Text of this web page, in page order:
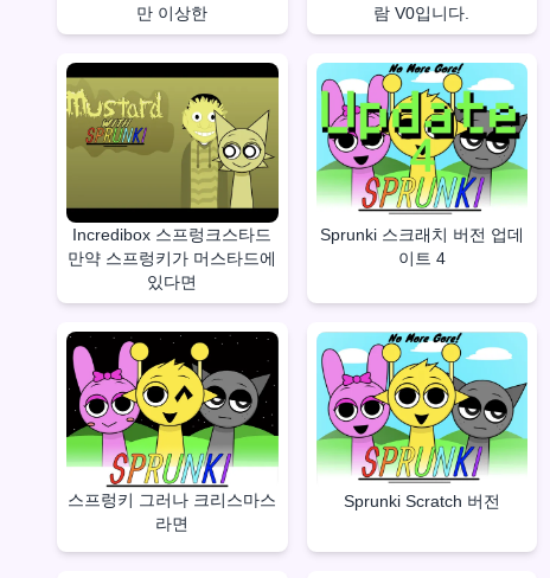
만 이상한
람 V0입니다.
Incredibox 스프렁크스타드
만약 스프렁키가 머스타드에
있다면
Sprunki 스크래치 버전 업데
이트 4
스프렁키 그러나 크리스마스
라면
Sprunki Scratch 버전